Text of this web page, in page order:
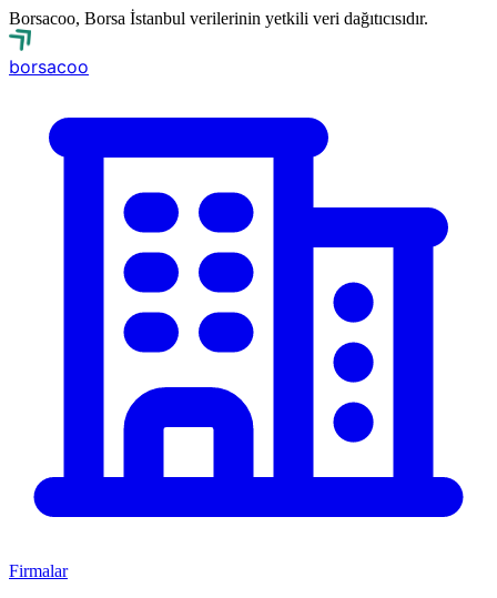
Borsacoo, Borsa İstanbul verilerinin yetkili veri dağıtıcısıdır.
borsacoo
Firmalar